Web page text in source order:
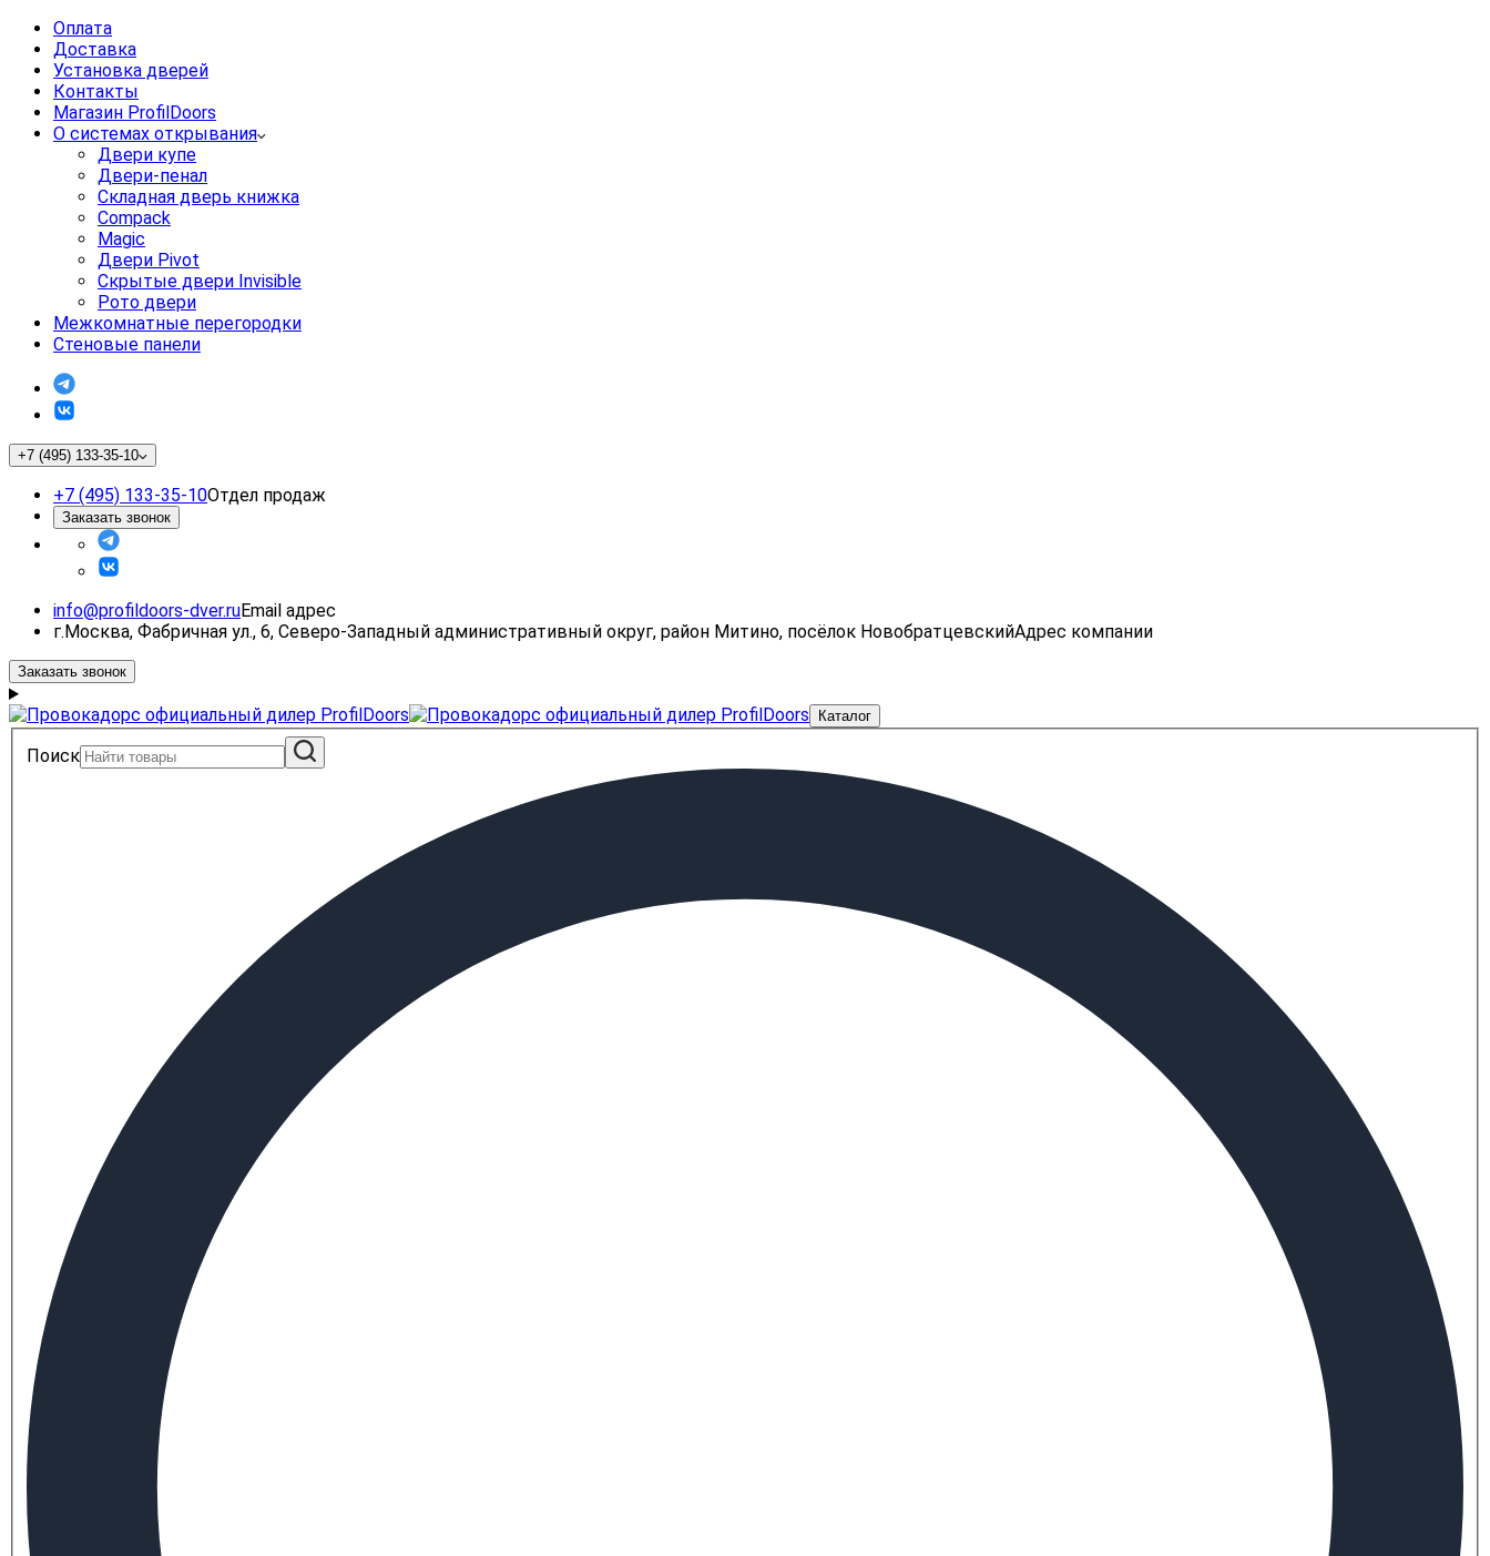
Оплата
Доставка
Установка дверей
Контакты
Магазин ProfilDoors
О системах открывания
Двери купе
Двери-пенал
Складная дверь книжка
Compack
Magic
Двери Pivot
Скрытые двери Invisible
Рото двери
Межкомнатные перегородки
Стеновые панели
+7 (495) 133-35-10
+7 (495) 133-35-10Отдел продаж
Заказать звонок
info@profildoors-dver.ruEmail адрес
г.Москва, Фабричная ул., 6, Северо-Западный административный округ, район Митино, посёлок НовобратцевскийАдрес компании
Заказать звонок
Каталог
Поиск